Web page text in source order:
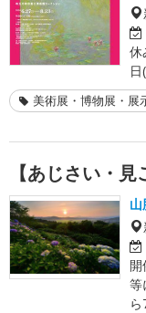
休
美術展・博物展・展
【あじさい・
等
ら